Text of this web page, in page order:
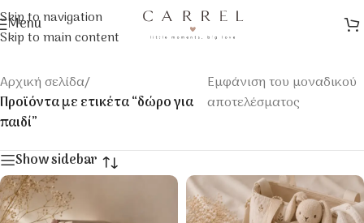
Skip to navigation
Skip to main content
Menu
Αρχική σελίδα/
Προϊόντα με ετικέτα “δώρο για
παιδί”
Εμφάνιση του μοναδικού
αποτελέσματος
Show sidebar